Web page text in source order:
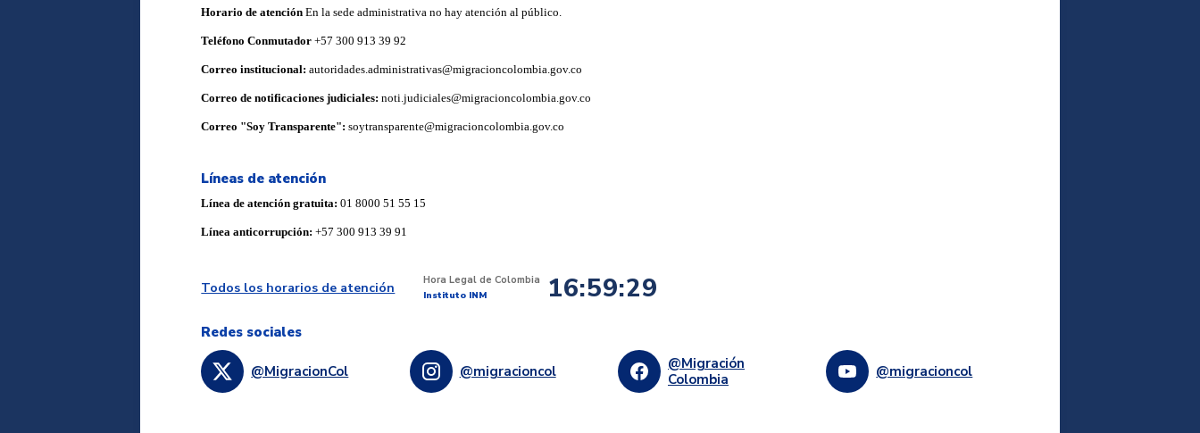
Horario de atenciónEn la sede administrativa no hay atención al público.
Teléfono Conmutador+57 300 913 39 92
Correo institucional:autoridades.administrativas@migracioncolombia.gov.co
Correo de notificaciones judiciales:noti.judiciales@migracioncolombia.gov.co
Correo "Soy Transparente":soytransparente@migracioncolombia.gov.co
Líneas de atención
Línea de atención gratuita:01 8000 51 55 15
Línea anticorrupción:+57 300 913 39 91
Todos los horarios de atención Hora Legal de Colombia 16:59:30
Instituto INM
Redes sociales
@MigracionCol @migracioncol
@Migración
Colombia
@migracioncol